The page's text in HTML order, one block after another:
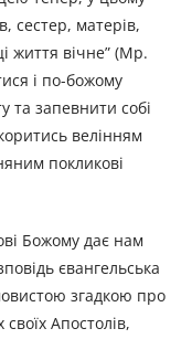
сестер, матерів,
життя вічне” (Мр.
і по-божому
та запевнити собі
велінням
покликові
Божому дає нам
євангельська
згадкою про
Апостолів,